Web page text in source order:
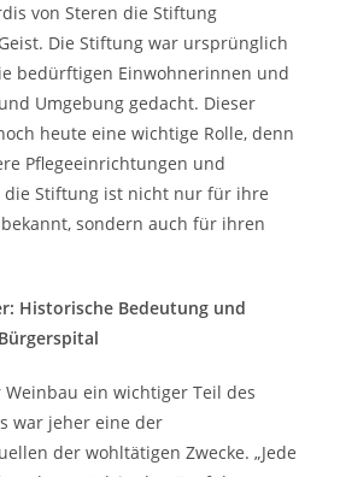
von Steren die Stiftung
Die Stiftung war ursprünglich
bedürftigen Einwohnerinnen und
Umgebung gedacht. Dieser
heute eine wichtige Rolle, denn
Pflegeeinrichtungen und
die Stiftung ist nicht nur für ihre
sondern auch für ihren
Historische Bedeutung und
ein wichtiger Teil des
war jeher eine der
der wohltätigen Zwecke. „Jede